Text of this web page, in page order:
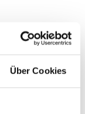
Über Cookies